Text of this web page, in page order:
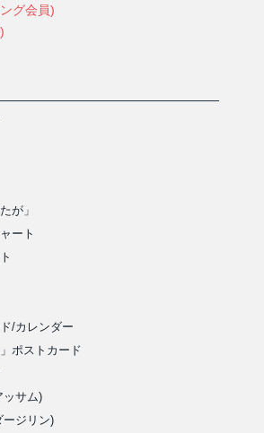
グ会員)
が」
ート
/カレンダー
ポストカード
ッサム)
ージリン)